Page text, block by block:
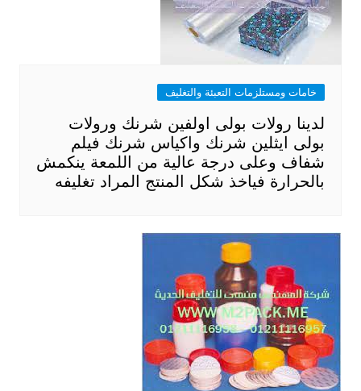
خامات ومستلزمات التعبئة والتغليف
لدينا رولات بولى اولفين شرنك ورولات
بولى ايثلين شرنك واكياس شرنك فيلم
شفاف وعلى درجة عالية من اللمعة ينكمش
بالحرارة فياخذ شكل المنتج المراد تغليفه